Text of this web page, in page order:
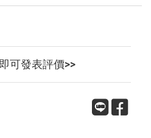
可發表評價>>